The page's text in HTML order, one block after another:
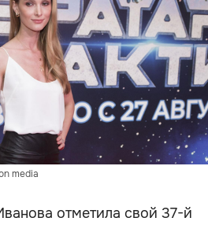
media
отметила свой 37-й